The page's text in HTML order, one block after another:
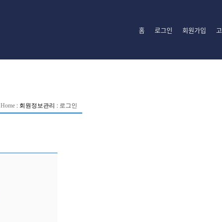
홈 로그인 회원가입
Home : 회원정보관리 : 로그인